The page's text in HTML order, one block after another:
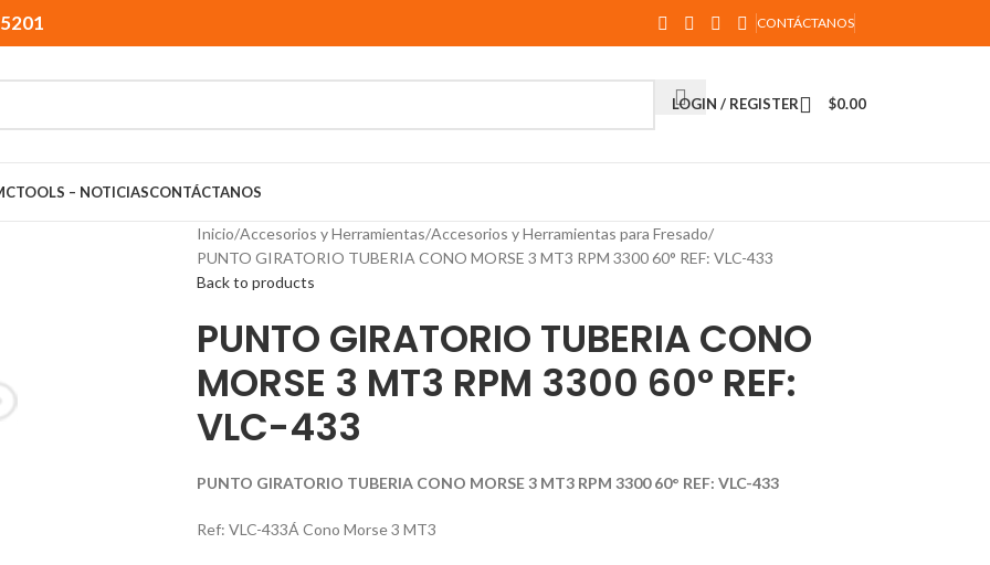
CONTÁCTANOS
LOGIN / REGISTER $0.00
– NOTICIASCONTÁCTANOS
Inicio Accesorios y Herramientas Accesorios y Herramientas para Fresado
PUNTO GIRATORIO TUBERIA CONO MORSE 3 MT3 RPM 3300 60° REF: VLC-433
Back to products
PUNTO GIRATORIO TUBERIA CONO
MORSE 3 MT3 RPM 3300 60° REF:
VLC-433
PUNTO GIRATORIO TUBERIA CONO MORSE 3 MT3 RPM 3300 60° REF: VLC-433
Ref: VLC-433Á Cono Morse 3 MT3